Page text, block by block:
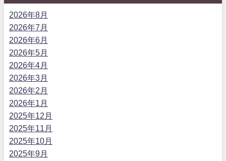
2026年8月
2026年7月
2026年6月
2026年5月
2026年4月
2026年3月
2026年2月
2026年1月
2025年12月
2025年11月
2025年10月
2025年9月